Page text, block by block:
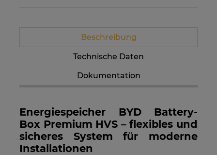
Beschreibung
Technische Daten
Dokumentation
Energiespeicher BYD Battery-
Box Premium HVS – flexibles und
sicheres System für moderne
Installationen